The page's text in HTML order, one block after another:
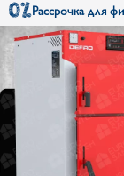
Рассрочка для